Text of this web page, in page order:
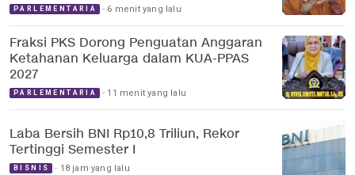
PARLEMENTARIA 6 menit yang lalu
Fraksi PKS Dorong Penguatan Anggaran
Ketahanan Keluarga dalam KUA-PPAS
2027
PARLEMENTARIA 11 menit yang lalu
Laba Bersih BNI Rp10,8 Triliun, Rekor
Tertinggi Semester I
BISNIS 18 jam yang lalu